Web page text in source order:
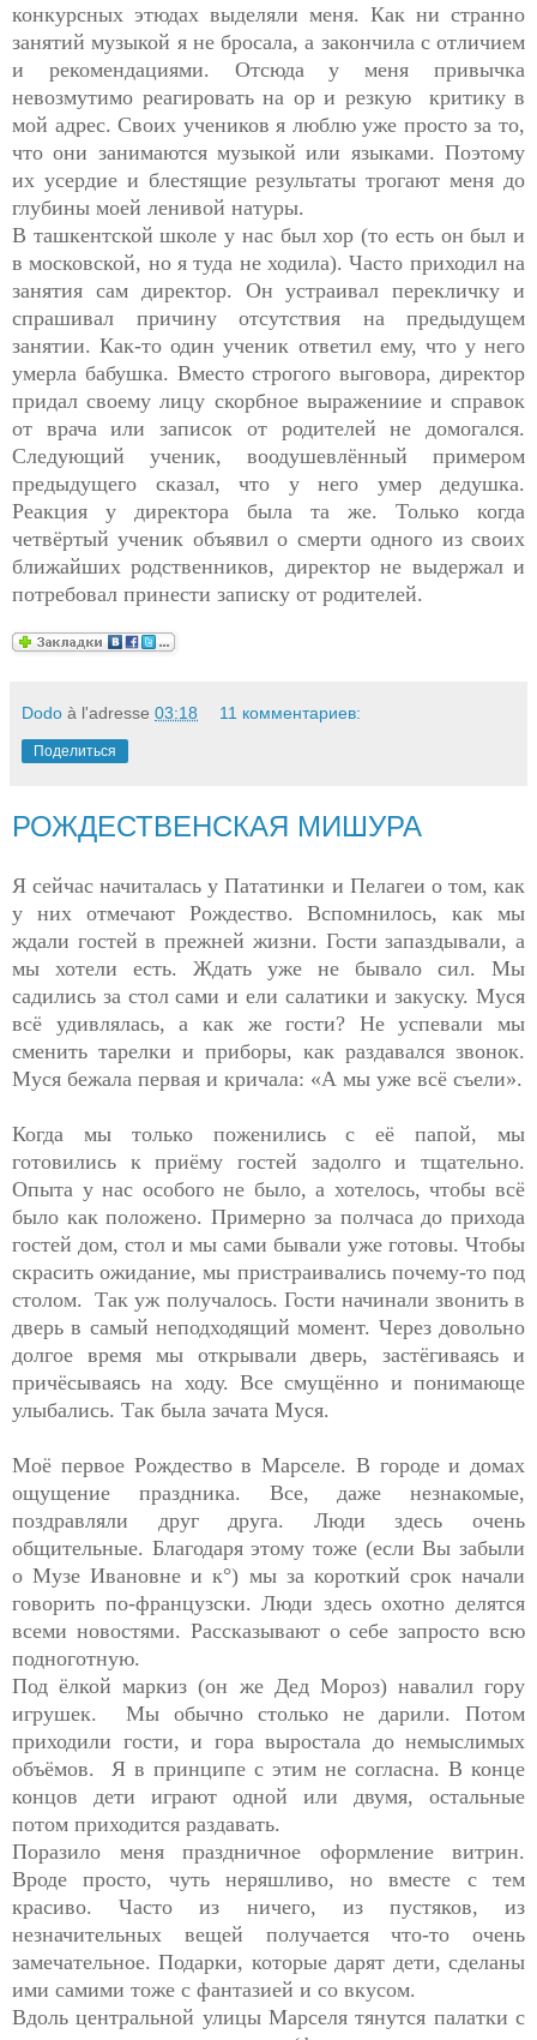
конкурсных этюдах выделяли меня. Как ни странно
занятий музыкой я не бросала, а закончила с отличием
и рекомендациями. Отсюда у меня привычка
невозмутимо реагировать на ор и резкую критику в
мой адрес. Своих учеников я люблю уже просто за то,
что они занимаются музыкой или языками. Поэтому
их усердие и блестящие результаты трогают меня до
глубины моей ленивой натуры.
В ташкентской школе у нас был хор (то есть он был и
в московской, но я туда не ходила). Часто приходил на
занятия сам директор. Он устраивал перекличку и
спрашивал причину отсутствия на предыдущем
занятии. Как-то один ученик ответил ему, что у него
умерла бабушка. Вместо строгого выговора, директор
придал своему лицу скорбное выражениие и справок
от врача или записок от родителей не домогался.
Следующий ученик, воодушевлённый примером
предыдущего сказал, что у него умер дедушка.
Реакция у директора была та же. Только когда
четвёртый ученик объявил о смерти одного из своих
ближайших родственников, директор не выдержал и
потребовал принести записку от родителей.
Dodo à l'adresse 03:18 11 комментариев:
Поделиться
РОЖДЕСТВЕНСКАЯ МИШУРА
Я сейчас начиталась у Пататинки и Пелагеи о том, как
у них отмечают Рождество. Вспомнилось, как мы
ждали гостей в прежней жизни. Гости запаздывали, а
мы хотели есть. Ждать уже не бывало сил. Мы
садились за стол сами и ели салатики и закуску. Муся
всё удивлялась, а как же гости? Не успевали мы
сменить тарелки и приборы, как раздавался звонок.
Муся бежала первая и кричала: «А мы уже всё съели».
Когда мы только поженились с её папой, мы
готовились к приёму гостей задолго и тщательно.
Опыта у нас особого не было, а хотелось, чтобы всё
было как положено. Примерно за полчаса до прихода
гостей дом, стол и мы сами бывали уже готовы. Чтобы
скрасить ожидание, мы пристраивались почему-то под
столом. Так уж получалось. Гости начинали звонить в
дверь в самый неподходящий момент. Через довольно
долгое время мы открывали дверь, застёгиваясь и
причёсываясь на ходу. Все смущённо и понимающе
улыбались. Так была зачата Муся.
Моё первое Рождество в Марселе. В городе и домах
ощущение праздника. Все, даже незнакомые,
поздравляли друг друга. Люди здесь очень
общительные. Благодаря этому тоже (если Вы забыли
о Музе Ивановне и к°) мы за короткий срок начали
говорить по-французски. Люди здесь охотно делятся
всеми новостями. Рассказывают о себе запросто всю
подноготную.
Под ёлкой маркиз (он же Дед Мороз) навалил гору
игрушек. Мы обычно столько не дарили. Потом
приходили гости, и гора выростала до немыслимых
объёмов. Я в принципе с этим не согласна. В конце
концов дети играют одной или двумя, остальные
потом приходится раздавать.
Поразило меня праздничное оформление витрин.
Вроде просто, чуть неряшливо, но вместе с тем
красиво. Часто из ничего, из пустяков, из
незначительных вещей получается что-то очень
замечательное. Подарки, которые дарят дети, сделаны
ими самими тоже с фантазией и со вкусом.
Вдоль центральной улицы Марселя тянутся палатки с